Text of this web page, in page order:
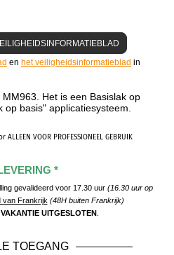
en het veiligheidsinformatieblad in
Het is een Basislak op
basis" applicatiesysteem.
VOOR PROFESSIONEEL GEBRUIK
*
gevalideerd voor 17.30 uur (16.30 uur op
van Frankrijk (48H buiten Frankrijk)
UITGESLOTEN.
TOEGANG